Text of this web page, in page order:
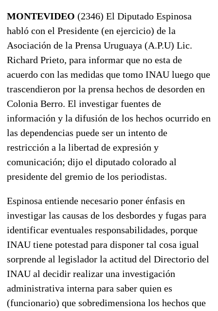
MONTEVIDEO (2346) El Diputado Espinosa
habló con el Presidente (en ejercicio) de la
Asociación de la Prensa Uruguaya (A.P.U) Lic.
Richard Prieto, para informar que no esta de
acuerdo con las medidas que tomo INAU luego que
trascendieron por la prensa hechos de desorden en
Colonia Berro. El investigar fuentes de
información y la difusión de los hechos ocurrido en
las dependencias puede ser un intento de
restricción a la libertad de expresión y
comunicación; dijo el diputado colorado al
presidente del gremio de los periodistas.
Espinosa entiende necesario poner énfasis en
investigar las causas de los desbordes y fugas para
identificar eventuales responsabilidades, porque
INAU tiene potestad para disponer tal cosa igual
sorprende al legislador la actitud del Directorio del
INAU al decidir realizar una investigación
administrativa interna para saber quien es
(funcionario) que sobredimensiona los hechos que